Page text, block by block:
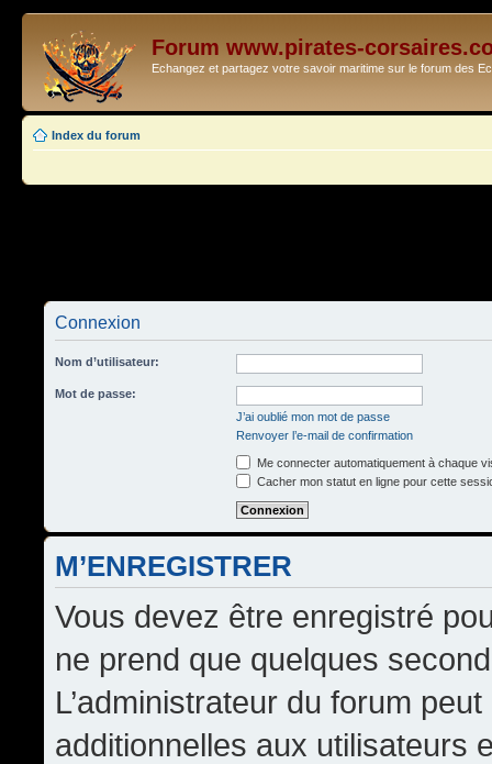
Forum www.pirates-
Echangez et partagez votre savoir maritime sur le forum des
Index du forum
Connexion
Nom d’utilisateur:
Mot de passe:
J’ai oublié mon mot de passe
Renvoyer l’e-mail de confirmation
Me connecter automatiquement à chaque
Cacher mon statut en ligne pour cette
M’ENREGISTRER
Vous devez être enregistré
ne prend que quelques
L’administrateur du forum
additionnelles aux utilisateurs